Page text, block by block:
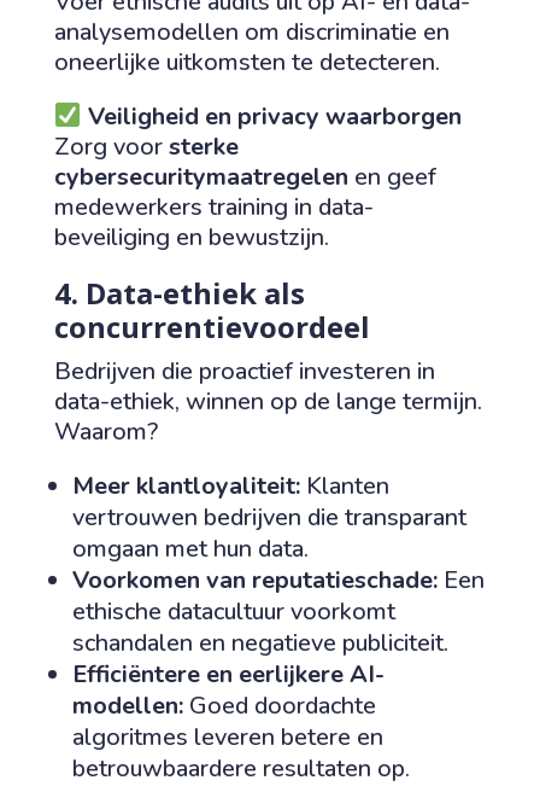
analysemodellen om discriminatie en
oneerlijke uitkomsten te detecteren.
Veiligheid en privacy waarborgen
Zorg voorsterke
cybersecuritymaatregelen en geef
medewerkers training in data-
beveiliging en bewustzijn.
4. Data-ethiek als
concurrentievoordeel
Bedrijven die proactief investeren in
data-ethiek, winnen op de lange termijn.
Waarom?
Meer klantloyaliteit:Klanten
vertrouwen bedrijven die transparant
omgaan met hun data.
Voorkomen van reputatieschade:Een
ethische datacultuur voorkomt
schandalen en negatieve publiciteit.
Efficiëntere en eerlijkere AI-
modellen:Goed doordachte
algoritmes leveren betere en
betrouwbaardere resultaten op.